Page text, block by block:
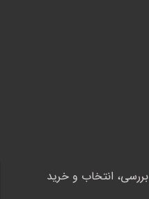
بررسی، انتخاب و خرید